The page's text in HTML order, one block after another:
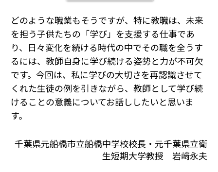
どのような職業もそうですが、特に教職は、未来
を担う子供たちの「学び」を支援する仕事であ
り、日々変化を続ける時代の中でその職を全うす
るには、教師自身に学び続ける姿勢と力が不可欠
です。今回は、私に学びの大切さを再認識させて
くれた生徒の例を引きながら、教師として学び続
けることの意義についてお話ししたいと思いま
す。
千葉県元船橋市立船橋中学校校長・元千葉県立衛
生短期大学教授 岩﨑永夫